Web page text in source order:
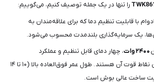
را تنها در یک جمله توصیف کنیم، می‌گوییم:
با قابلیت تنظیم دما که برای علاقه‌مندان به
یک سرمایه‌گذاری بلندمدت محسوب می‌شود.
، چهار دمای قابل تنظیم و عملکرد
گرم‌نگه‌داری از مهم‌ترین نقاط قوت آن هستند . طول عمر فوق‌العاده بالا (۱۰ تا ۱۴
ساخت عالی بوش است .